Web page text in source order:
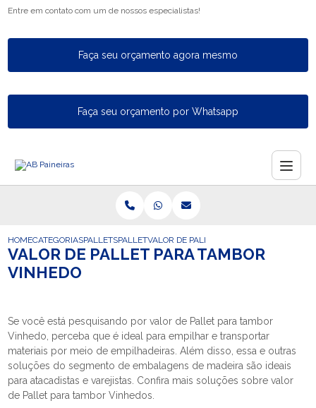
Entre em contato com um de nossos especialistas!
Faça seu orçamento agora mesmo
Faça seu orçamento por Whatsapp
HOMECATEGORIASPALLETSPALLETVALOR DE PALLET PARA TAMBOR
VALOR DE PALLET PARA TAMBOR
VINHEDO
Se você está pesquisando por valor de Pallet para tambor
Vinhedo, perceba que é ideal para empilhar e transportar
materiais por meio de empilhadeiras. Além disso, essa e outras
soluções do segmento de embalagens de madeira são ideais
para atacadistas e varejistas. Confira mais soluções sobre valor
de Pallet para tambor Vinhedos.